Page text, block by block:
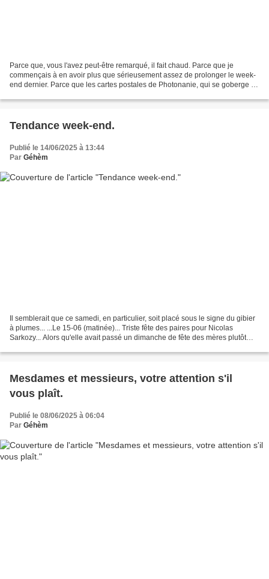
Parce que, vous l'avez peut-être remarqué, il fait chaud. Parce que je
commençais à en avoir plus que sérieusement assez de prolonger le week-
end dernier. Parce que les cartes postales de Photonanie, qui se goberge en
Tendance week-end.
Publié le 14/06/2025 à 13:44
Par Géhèm
Il semblerait que ce samedi, en particulier, soit placé sous le signe du gibier
à plumes... ...Le 15-06 (matinée)... Triste fête des paires pour Nicolas
Sarkozy... Alors qu'elle avait passé un dimanche de fête des mères plutôt
Mesdames et messieurs, votre attention s'il
vous plaît.
Publié le 08/06/2025 à 06:04
Par Géhèm